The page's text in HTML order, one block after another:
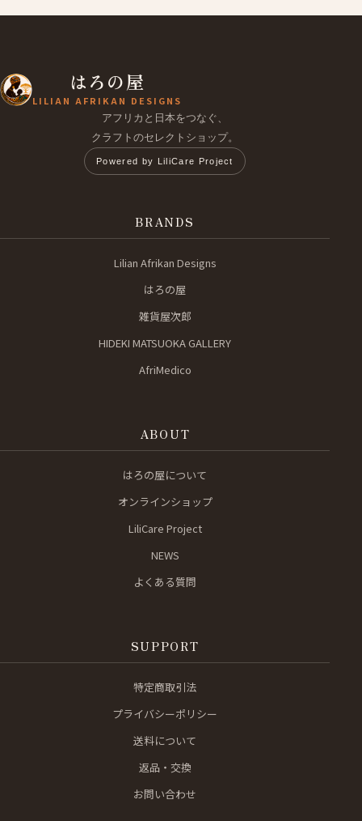
はろの屋
LILIAN AFRIKAN DESIGNS
アフリカと日本をつなぐ、
クラフトのセレクトショップ。
Powered by LiliCare Project
BRANDS
Lilian Afrikan Designs
はろの屋
雑貨屋次郎
HIDEKI MATSUOKA GALLERY
AfriMedico
ABOUT
はろの屋について
オンラインショップ
LiliCare Project
NEWS
よくある質問
SUPPORT
特定商取引法
プライバシーポリシー
送料について
返品・交換
お問い合わせ